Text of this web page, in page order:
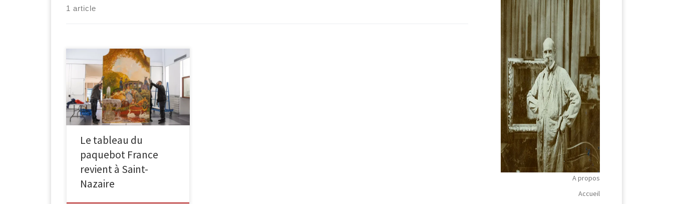
1 article
Bijou pictural du
paquebot France de 1912, un
tableau monumental de Gaston La
Touche de retour à Saint-Nazaire
Par Simon Cherner Le FIGARO […]
Le tableau du
paquebot France
revient à Saint-
Nazaire
A propos
Accueil